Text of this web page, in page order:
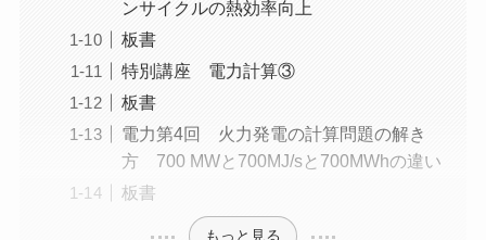
ンサイクルの熱効率向上
板書
特別講座 電力計算③
板書
電力第4回 火力発電の計算問題の解き
方 700 MWと700MJ/sと700MWhの違い
板書
もっと見る